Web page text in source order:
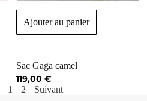
Ajouter au panier
Sac Gaga camel
119,00 €
1 2 Suivant